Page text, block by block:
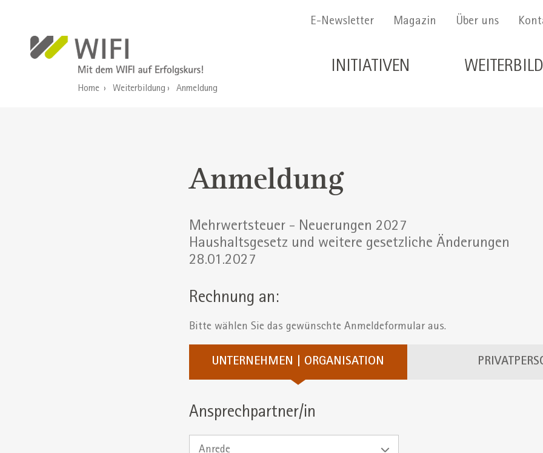
Menu Secondario
E-Newsletter Magazin Über uns
Navigazione principale de
INITIATIVEN
Home Weiterbildung Anmeldung
Anmeldung
Mehrwertsteuer - Neuerungen 2027
Haushaltsgesetz und weitere gesetzliche Änderungen
28.01.2027
Rechnung an:
Bitte wählen Sie das gewünschte Anmeldeformular aus.
UNTERNEHMEN | ORGANISATION
Ansprechpartner/in